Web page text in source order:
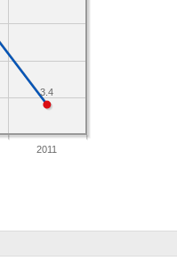
2011
3.4